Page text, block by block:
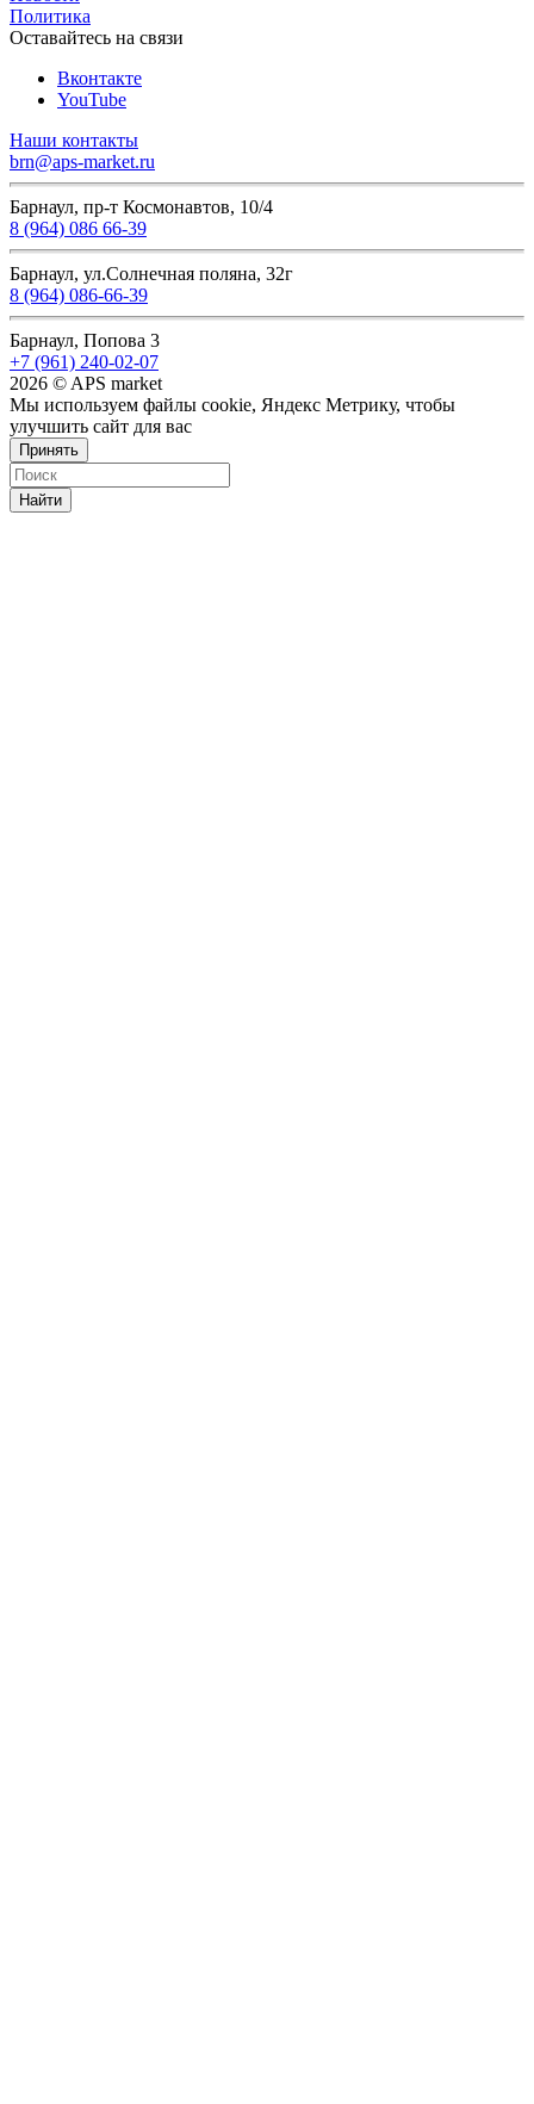
Политика
Оставайтесь на связи
Вконтакте
YouTube
Наши контакты
brn@aps-market.ru
Барнаул, пр-т Космонавтов, 10/4
8 (964) 086 66-39
Барнаул, ул.Солнечная поляна, 32г
8 (964) 086-66-39
Барнаул, Попова 3
+7 (961) 240-02-07
2026 © APS market
Мы используем файлы cookie, Яндекс Метрику, чтобы
улучшить сайт для вас
Принять
Найти